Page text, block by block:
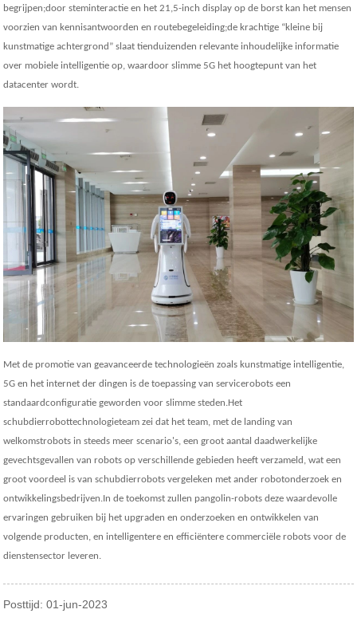
begrijpen;door steminteractie en het 21,5-inch display op de borst kan het mensen
voorzien van kennisantwoorden en routebegeleiding;de krachtige “kleine bij
kunstmatige achtergrond” slaat tienduizenden relevante inhoudelijke informatie
over mobiele intelligentie op, waardoor slimme 5G het hoogtepunt van het
datacenter wordt.
Met de promotie van geavanceerde technologieën zoals kunstmatige intelligentie,
5G en het internet der dingen is de toepassing van servicerobots een
standaardconfiguratie geworden voor slimme steden.Het
schubdierrobottechnologieteam zei dat het team, met de landing van
welkomstrobots in steeds meer scenario's, een groot aantal daadwerkelijke
gevechtsgevallen van robots op verschillende gebieden heeft verzameld, wat een
groot voordeel is van schubdierrobots vergeleken met ander robotonderzoek en
ontwikkelingsbedrijven.In de toekomst zullen pangolin-robots deze waardevolle
ervaringen gebruiken bij het upgraden en onderzoeken en ontwikkelen van
volgende producten, en intelligentere en efficiëntere commerciële robots voor de
dienstensector leveren.
Posttijd: 01-jun-2023